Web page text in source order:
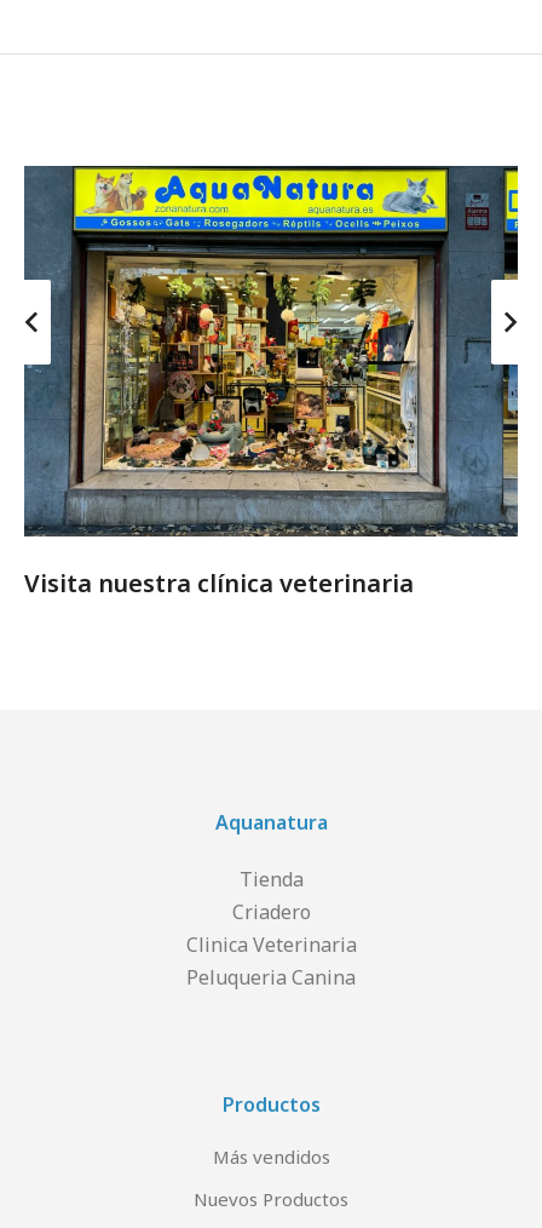
Visita nuestra clínica veterinaria
Aquanatura
Tienda
Criadero
Clinica Veterinaria
Peluqueria Canina
Productos
Más vendidos
Nuevos Productos